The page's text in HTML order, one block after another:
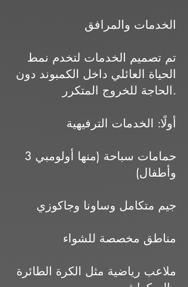
الخدمات والمرافق
تم تصميم الخدمات لتخدم نمط
الحياة العائلي داخل الكمبوند دون
الحاجة للخروج المتكرر.
أولًا: الخدمات الترفيهية
3 حمامات سباحة (منها أولومبي
وأطفال)
جيم متكامل وساونا وجاكوزي
مناطق مخصصة للشواء
ملاعب رياضية مثل الكرة الطائرة